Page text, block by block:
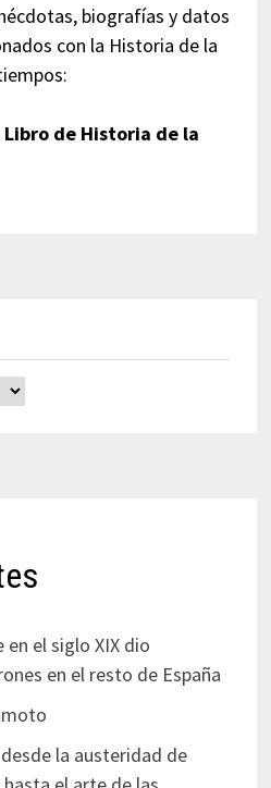
biografías y datos
con la Historia de la
Libro de Historia de la
el siglo XIX dio
en el resto de España
la austeridad de